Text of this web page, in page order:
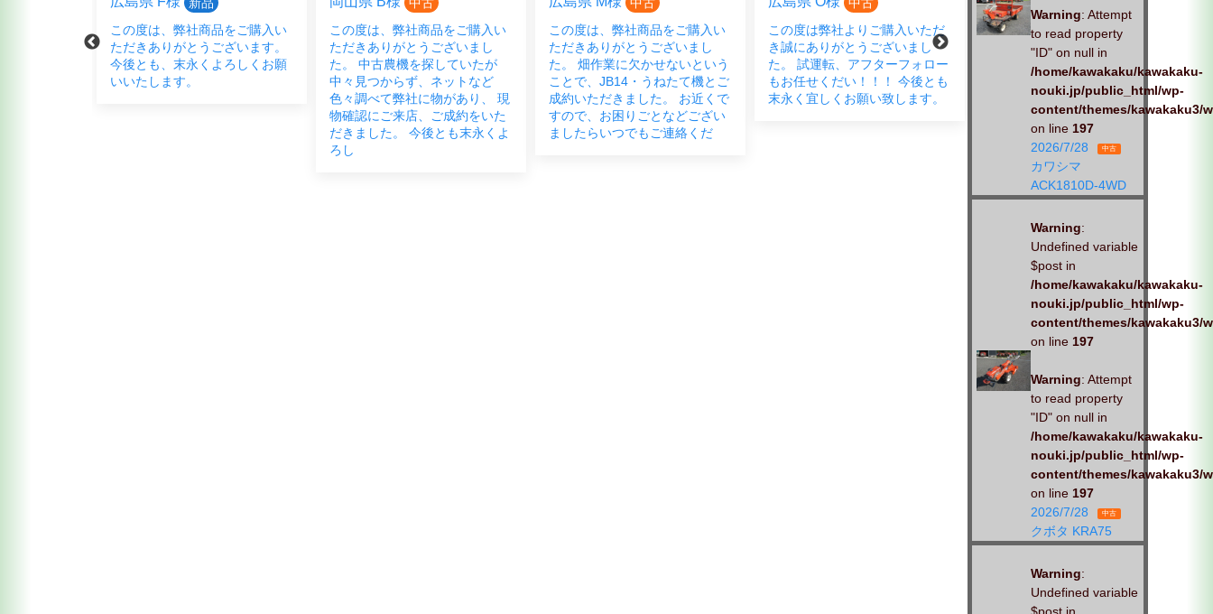
この度は、弊社商品をご購入い
ただきありがとうございます。
今後とも、末永くよろしくお願
いいたします。
この度は、弊社商品をご購入い
ただきありがとうございまし
た。 中古農機を探していたが
中々見つからず、ネットなど
色々調べて弊社に物があり、 現
物確認にご来店、ご成約をいた
だきました。 今後とも末永くよ
ろし
この度は、弊社商品をご購入い
ただきありがとうございまし
た。 畑作業に欠かせないという
ことで、JB14・うねたて機とご
成約いただきました。 お近くで
すので、お困りごとなどござい
ましたらいつでもご連絡くだ
この度は弊社よりご購入いただ
き誠にありがとうございまし
た。 試運転、アフターフォロー
もお任せくだい！！！ 今後とも
末永く宜しくお願い致します。
この度は、弊社商品をご購入い
ただきありがとうございまし
た。 春の蔵出し市にご来店さ
「試運転もお願いします」とお
声がけいただきました。 しっか
りと、対応させていただきま
Warning: Attempt
to read property
"ID" on null in
/home/kawakaku/kawakaku-
nouki.jp/public_html/wp-
content/themes/kawakaku3/
on line 197
2026/7/28
中古
カワシマ
ACK1810D-4WD
Warning:
Undefined variable
$post in
/home/kawakaku/kawakaku-
nouki.jp/public_html/wp-
content/themes/kawakaku3/
on line 197
Warning: Attempt
to read property
"ID" on null in
/home/kawakaku/kawakaku-
nouki.jp/public_html/wp-
content/themes/kawakaku3/
on line 197
2026/7/28
中古
クボタ KRA75
Warning:
Undefined variable